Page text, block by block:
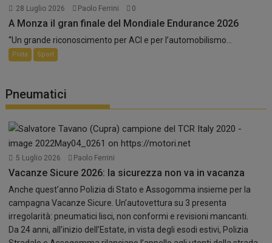
28 Luglio 2026 Paolo Ferrini 0
A Monza il gran finale del Mondiale Endurance 2026
“Un grande riconoscimento per ACI e per l’automobilismo...
Pista Sport
Pneumatici
5 Luglio 2026 Paolo Ferrini
Vacanze Sicure 2026: la sicurezza non va in vacanza
Anche quest’anno Polizia di Stato e Assogomma insieme per la
campagna Vacanze Sicure. Un’autovettura su 3 presenta
irregolarità: pneumatici lisci, non conformi e revisioni mancanti.
Da 24 anni, all’inizio dell’Estate, in vista degli esodi estivi, Polizia